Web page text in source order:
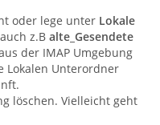
oder lege unter Lokale
z.B alte_Gesendete
der IMAP Umgebung
Lokalen Unterordner
löschen. Vielleicht geht